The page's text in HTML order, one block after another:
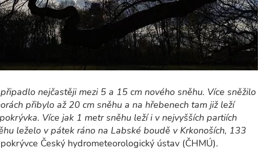
nejčastěji mezi 5 a 15 cm nového sněhu. Více sněžilo
přibylo až 20 cm sněhu a na hřebenech tam již leží
Více jak 1 metr sněhu leží i v nejvyšších partiích
leželo v pátek ráno na Labské boudě v Krkonoších, 133
Český hydrometeorologický ústav (ČHMÚ).